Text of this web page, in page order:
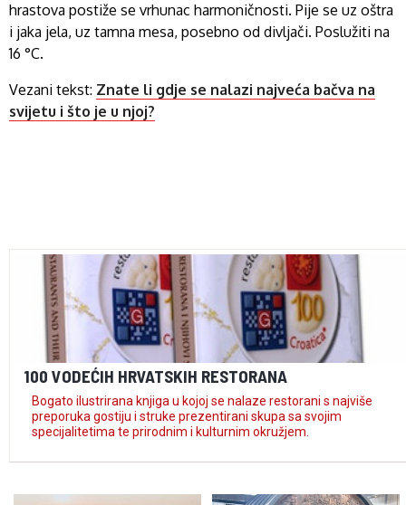
hrastova postiže se vrhunac harmoničnosti. Pije se uz oštra
i jaka jela, uz tamna mesa, posebno od divljači. Poslužiti na
16 °C.
Vezani tekst: Znate li gdje se nalazi najveća bačva na
svijetu i što je u njoj?
100 VODEĆIH HRVATSKIH RESTORANA
Bogato ilustrirana knjiga u kojoj se nalaze restorani s najviše
preporuka gostiju i struke prezentirani skupa sa svojim
specijalitetima te prirodnim i kulturnim okružjem.